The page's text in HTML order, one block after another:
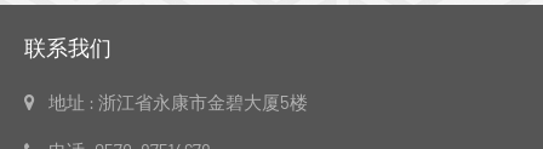
联系我们
地址 : 浙江省永康市金碧大厦5楼